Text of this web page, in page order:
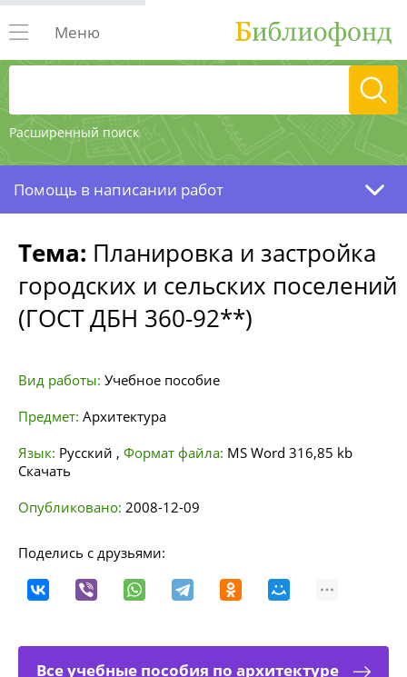
Расширенный поиск
Меню
Помощь в написании работ
Тема: Планировка и застройка
городских и сельских поселений
(ГОСТ ДБН 360-92**)
Вид работы: Учебное пособие
Предмет: Архитектура
Язык: Русский , Формат файла: MS Word 316,85 kb
Скачать
Опубликовано: 2008-12-09
Поделись с друзьями:
Все учебные пособия по архитектуре